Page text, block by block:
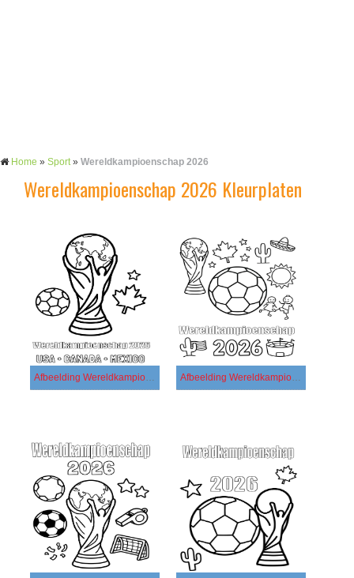
Home » Sport» Wereldkampioenschap 2026
Wereldkampioenschap 2026 Kleurplaten
Afbeelding Wereldkampioenschap 2026 afdrukbaar Afbeelding Wereldkampioenschap 2026 gratis afdrukbaar